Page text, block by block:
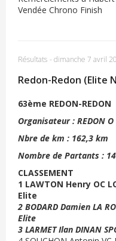
Vendée Chrono Finish
Résultats - dimanche 7 avril
Redon-Redon (Elite
63ème REDON-REDON
Organisateur : REDON O
Nbre de km : 162,3 km
Nombre de Partants :
CLASSEMENT
1 LAWTON Henry OC
Elite
2 BODARD Damien LA
Elite
3 LARMET Ilan DINAN